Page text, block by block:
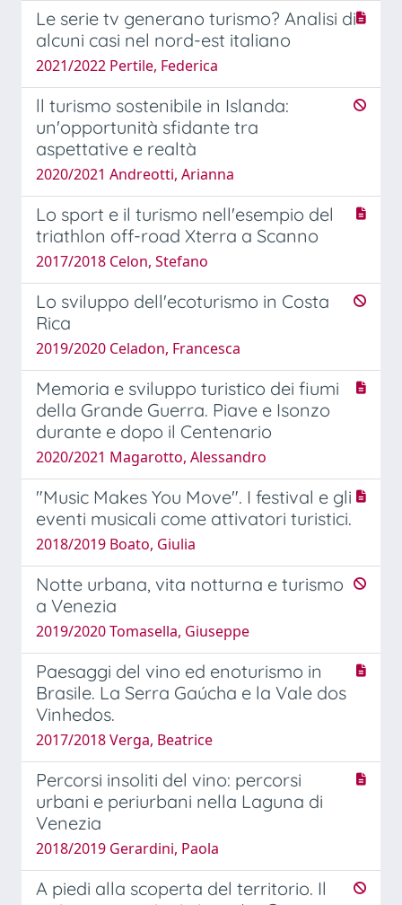
Le serie tv generano turismo? Analisi di
alcuni casi nel nord-est italiano
2021/2022 Pertile, Federica
ll turismo sostenibile in Islanda:
un'opportunità sfidante tra
aspettative e realtà
2020/2021 Andreotti, Arianna
Lo sport e il turismo nell'esempio del
triathlon off-road Xterra a Scanno
2017/2018 Celon, Stefano
Lo sviluppo dell'ecoturismo in Costa
Rica
2019/2020 Celadon, Francesca
Memoria e sviluppo turistico dei fiumi
della Grande Guerra. Piave e Isonzo
durante e dopo il Centenario
2020/2021 Magarotto, Alessandro
"Music Makes You Move". I festival e gli
eventi musicali come attivatori turistici.
2018/2019 Boato, Giulia
Notte urbana, vita notturna e turismo
a Venezia
2019/2020 Tomasella, Giuseppe
Paesaggi del vino ed enoturismo in
Brasile. La Serra Gaúcha e la Vale dos
Vinhedos.
2017/2018 Verga, Beatrice
Percorsi insoliti del vino: percorsi
urbani e periurbani nella Laguna di
Venezia
2018/2019 Gerardini, Paola
A piedi alla scoperta del territorio. Il